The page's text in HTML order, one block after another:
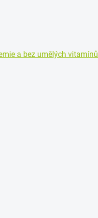
a bez umělých vitamínů